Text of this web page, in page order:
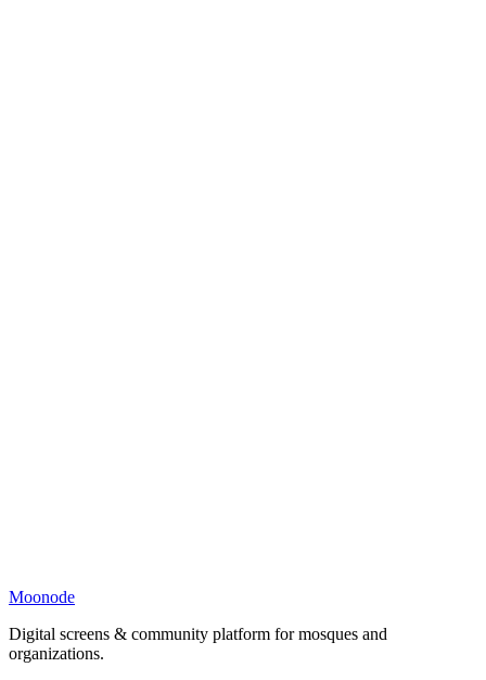
Moonode
Digital screens & community platform for mosques and
organizations.